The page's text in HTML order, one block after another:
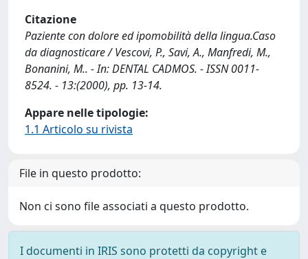
Citazione
Paziente con dolore ed ipomobilità della lingua.Caso
da diagnosticare / Vescovi, P., Savi, A., Manfredi, M.,
Bonanini, M.. - In: DENTAL CADMOS. - ISSN 0011-
8524. - 13:(2000), pp. 13-14.
Appare nelle tipologie:
1.1 Articolo su rivista
File in questo prodotto:
Non ci sono file associati a questo prodotto.
I documenti in IRIS sono protetti da copyright e